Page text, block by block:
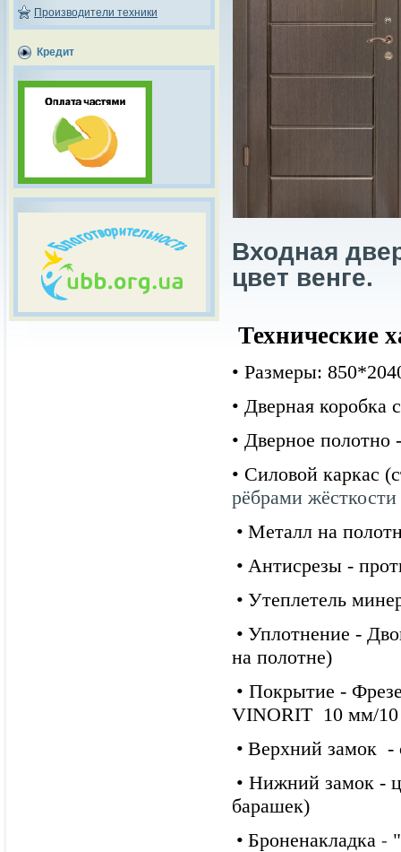
Производители техники
Кредит
Входная
цвет венге.
Технические
• Размеры:
• Дверная коробка
• Дверное полотно
• Силовой каркас
рёбрами
• Металл на
• Антисрезы -
• Утеплетель
• Уплотнение -
на полотне)
• Покрытие -
VINORIT 10 мм/10
• Верхний замок -
• Нижний замок -
барашек)
• Броненакладка -